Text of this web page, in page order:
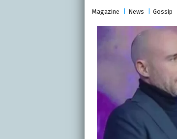
Magazine News Gossip